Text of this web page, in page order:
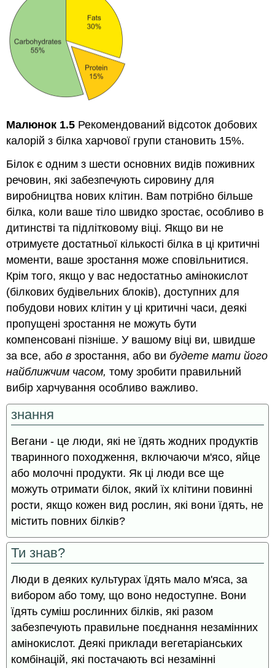
Малюнок 1.5 Рекомендований відсоток добових
калорій з білка харчової групи становить 15%.
Білок є одним з шести основних видів поживних
речовин, які забезпечують сировину для
виробництва нових клітин. Вам потрібно більше
білка, коли ваше тіло швидко зростає, особливо в
дитинстві та підлітковому віці. Якщо ви не
отримуєте достатньої кількості білка в ці критичні
моменти, ваше зростання може сповільнитися.
Крім того, якщо у вас недостатньо амінокислот
(білкових будівельних блоків), доступних для
побудови нових клітин у ці критичні часи, деякі
пропущені зростання не можуть бути
компенсовані пізніше. У вашому віці ви, швидше
за все, абов зростання, або ви будете мати його
найближчим часом, тому зробити правильний
вибір харчування особливо важливо.
знання
Вегани - це люди, які не їдять жодних продуктів
тваринного походження, включаючи м'ясо, яйце
або молочні продукти. Як ці люди все ще
можуть отримати білок, який їх клітини повинні
рости, якщо кожен вид рослин, які вони їдять, не
містить повних білків?
Ти знав?
Люди в деяких культурах їдять мало м'яса, за
вибором або тому, що воно недоступне. Вони
їдять суміш рослинних білків, які разом
забезпечують правильне поєднання незамінних
амінокислот. Деякі приклади вегетаріанських
комбінацій, які постачають всі незамінні